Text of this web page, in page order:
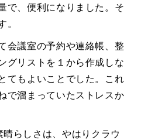
で、便利になりました。そ
。
会議室の予約や連絡帳、整
グリストを１から作成しな
てもよいことでした。これ
で溜まっていたストレスか
らしさは、やはりクラウ